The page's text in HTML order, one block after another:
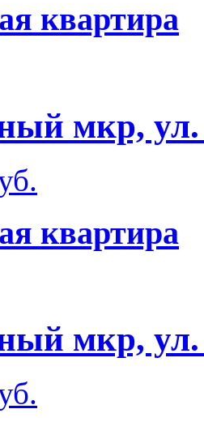
квартира
мкр,
квартира
мкр,